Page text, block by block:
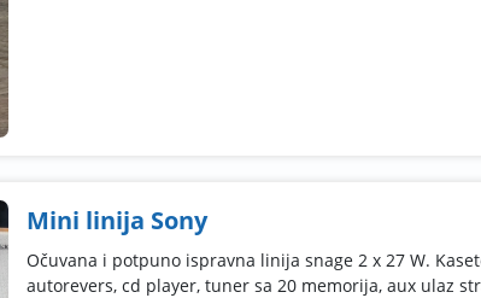
Mini linija Sony
Očuvana i potpuno ispravna linija snage 2 x 27 W.
autorevers, cd player, tuner sa 20 memorija, aux ulaz